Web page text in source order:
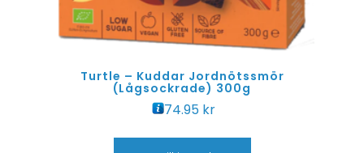
Turtle – Kuddar Jordnötssmör
(Lågsockrade) 300g
74.95 kr